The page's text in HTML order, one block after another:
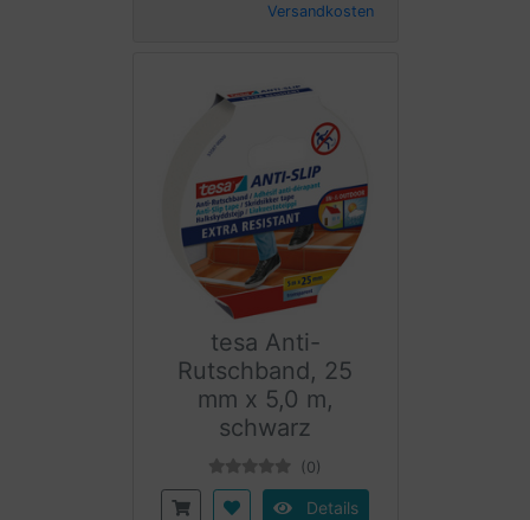
Versandkosten
tesa Anti-
Rutschband, 25
mm x 5,0 m,
schwarz
(0)
Details